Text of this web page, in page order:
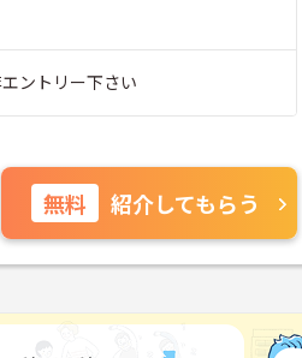
ントリー下さい
無料 紹介してもらう